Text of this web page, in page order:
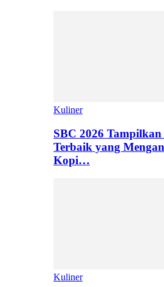
Kuliner
SBC 2026
Terbaik yang
Kopi…
Kuliner